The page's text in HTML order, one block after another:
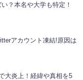
？本名や大学も特定！
アカウント凍結!原因は
大炎上！経緯や真相を5